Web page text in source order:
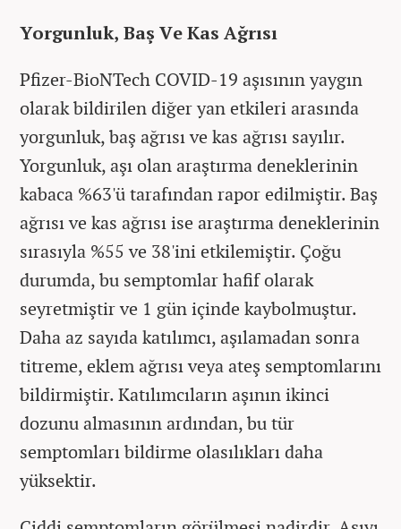
Yorgunluk, Baş Ve Kas Ağrısı
Pfizer-BioNTech COVID-19 aşısının yaygın
olarak bildirilen diğer yan etkileri arasında
yorgunluk, baş ağrısı ve kas ağrısı sayılır.
Yorgunluk, aşı olan araştırma deneklerinin
kabaca %63'ü tarafından rapor edilmiştir. Baş
ağrısı ve kas ağrısı ise araştırma deneklerinin
sırasıyla %55 ve 38'ini etkilemiştir. Çoğu
durumda, bu semptomlar hafif olarak
seyretmiştir ve 1 gün içinde kaybolmuştur.
Daha az sayıda katılımcı, aşılamadan sonra
titreme, eklem ağrısı veya ateş semptomlarını
bildirmiştir. Katılımcıların aşının ikinci
dozunu almasının ardından, bu tür
semptomları bildirme olasılıkları daha
yüksektir.